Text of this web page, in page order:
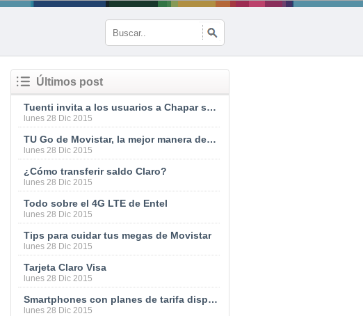
Últimos post
Tuenti invita a los usuarios a Chapar sus chips
lunes 28 Dic 2015
TU Go de Movistar, la mejor manera de estar siempre comunicados
lunes 28 Dic 2015
¿Cómo transferir saldo Claro?
lunes 28 Dic 2015
Todo sobre el 4G LTE de Entel
lunes 28 Dic 2015
Tips para cuidar tus megas de Movistar
lunes 28 Dic 2015
Tarjeta Claro Visa
lunes 28 Dic 2015
Smartphones con planes de tarifa disponibles en las tiendas Movistar
lunes 28 Dic 2015